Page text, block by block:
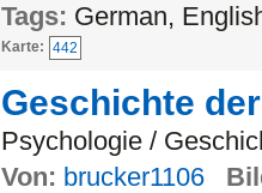
Tags: German,
Karte: 442
Geschichte
Psychologie /
Von: brucker1106